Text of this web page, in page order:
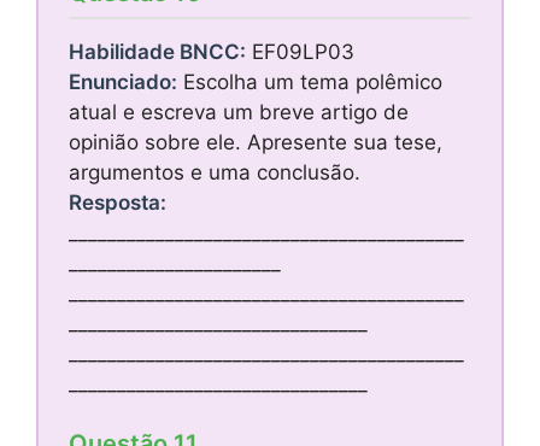
Habilidade BNCC: EF09LP03
Enunciado: Escolha um tema polêmico
atual e escreva um breve artigo de
opinião sobre ele. Apresente sua tese,
argumentos e uma conclusão.
Resposta: